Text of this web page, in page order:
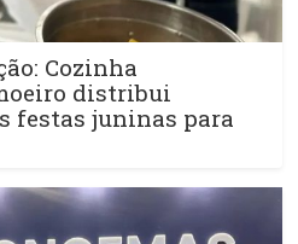
Cozinha
distribui
festas juninas para